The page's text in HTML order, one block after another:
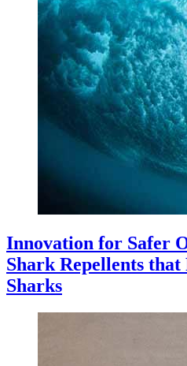
Innovation for Safer
Shark Repellents
Sharks